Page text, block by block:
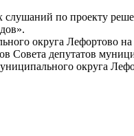
слушаний по проекту
округа Лефортово
Совета депутатов
округа